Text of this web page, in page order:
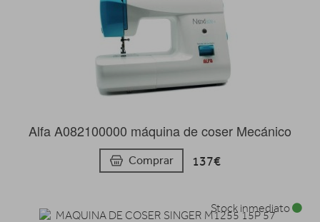
Alfa A082100000 máquina de coser Mecánico
Comprar 137€
Stock inmediato